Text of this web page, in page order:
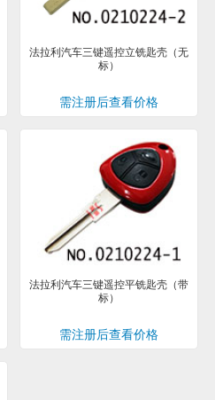
法拉利汽车三键遥控立铣匙壳（无
标）
需注册后查看价格
法拉利汽车三键遥控平铣匙壳（带
标）
需注册后查看价格